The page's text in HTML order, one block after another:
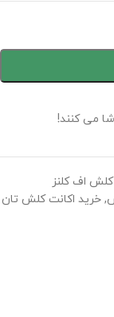
می کنند!
اف کلنز
, خرید اکانت کلش تان